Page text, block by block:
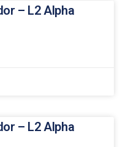
– L2 Alpha
– L2 Alpha